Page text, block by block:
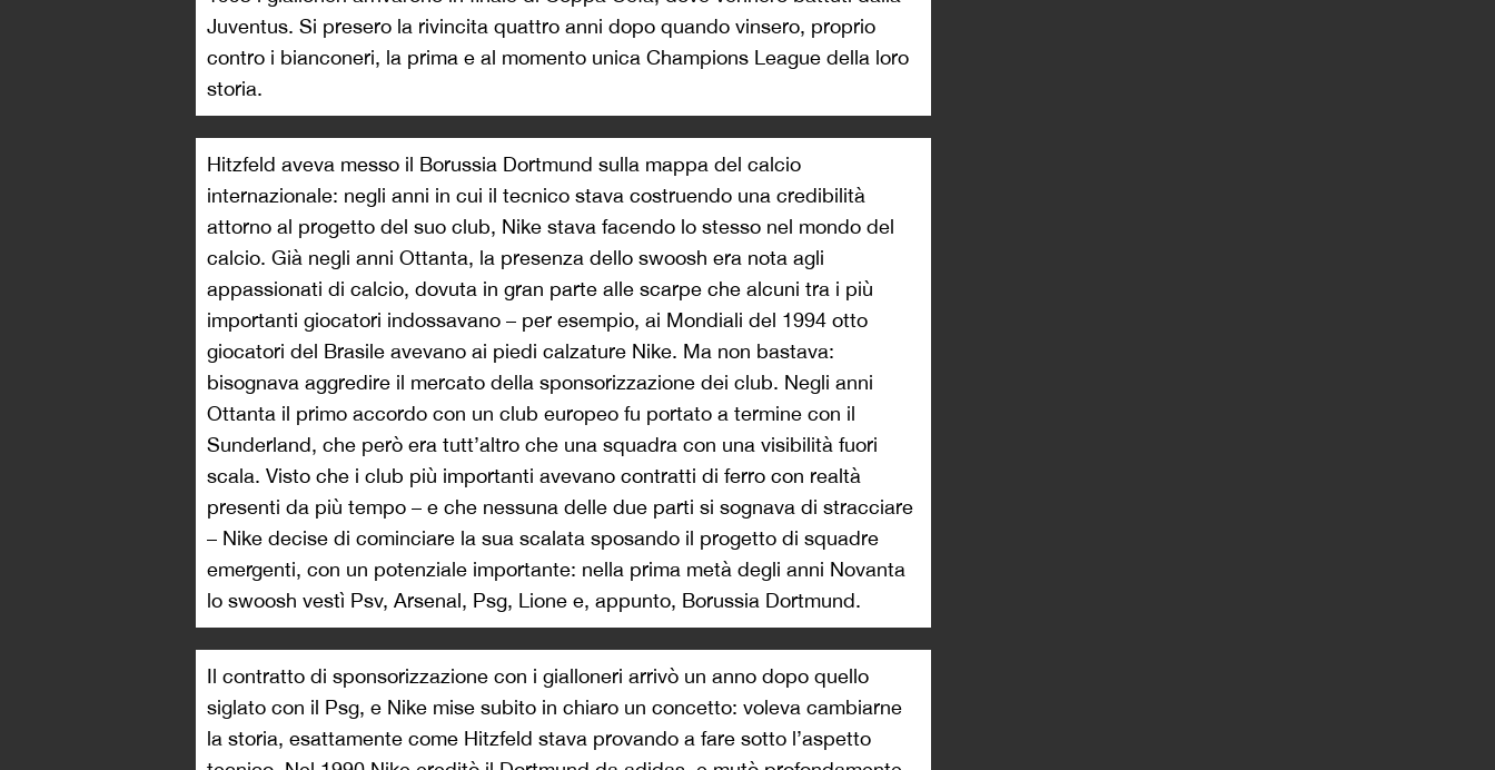
Juventus. Si presero la rivincita quattro anni dopo quando vinsero, proprio
contro i bianconeri, la prima e al momento unica Champions League della loro
storia.
Hitzfeld aveva messo il Borussia Dortmund sulla mappa del calcio
internazionale: negli anni in cui il tecnico stava costruendo una credibilità
attorno al progetto del suo club, Nike stava facendo lo stesso nel mondo del
calcio. Già negli anni Ottanta, la presenza dello swoosh era nota agli
appassionati di calcio, dovuta in gran parte alle scarpe che alcuni tra i più
importanti giocatori indossavano – per esempio, ai Mondiali del 1994 otto
giocatori del Brasile avevano ai piedi calzature Nike. Ma non bastava:
bisognava aggredire il mercato della sponsorizzazione dei club. Negli anni
Ottanta il primo accordo con un club europeo fu portato a termine con il
Sunderland, che però era tutt’altro che una squadra con una visibilità fuori
scala. Visto che i club più importanti avevano contratti di ferro con realtà
presenti da più tempo – e che nessuna delle due parti si sognava di stracciare
– Nike decise di cominciare la sua scalata sposando il progetto di squadre
emergenti, con un potenziale importante: nella prima metà degli anni Novanta
lo swoosh vestì Psv, Arsenal, Psg, Lione e, appunto, Borussia Dortmund.
Il contratto di sponsorizzazione con i gialloneri arrivò un anno dopo quello
siglato con il Psg, e Nike mise subito in chiaro un concetto: voleva cambiarne
la storia, esattamente come Hitzfeld stava provando a fare sotto l’aspetto